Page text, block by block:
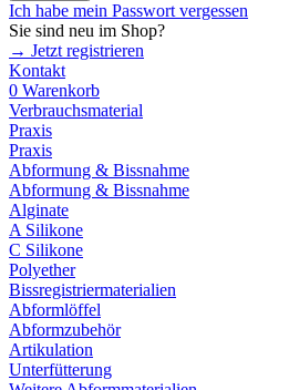
Ich habe mein Passwort vergessen
Sie sind neu im Shop?
→ Jetzt registrieren
Kontakt
0 Warenkorb
Verbrauchsmaterial
Praxis
Praxis
Abformung & Bissnahme
Abformung & Bissnahme
Alginate
A Silikone
C Silikone
Polyether
Bissregistriermaterialien
Abformlöffel
Abformzubehör
Artikulation
Unterfütterung